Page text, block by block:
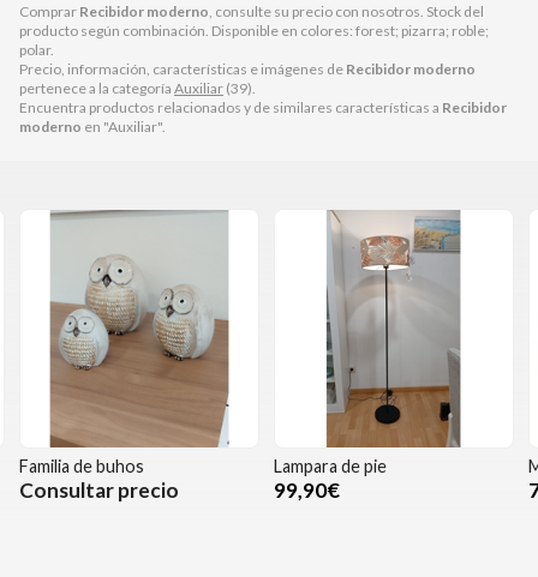
Comprar Recibidor moderno , consulte su precio con nosotros. Stock del
producto según combinación. Disponible en colores: forest; pizarra; roble;
polar.
Precio, información, características e imágenes de Recibidor moderno
pertenece a la categoría Auxiliar (39).
Encuentra productos relacionados y de similares características a Recibidor
moderno en "Auxiliar".
Familia de buhos
Consultar precio
Lampara de pie
99,90€